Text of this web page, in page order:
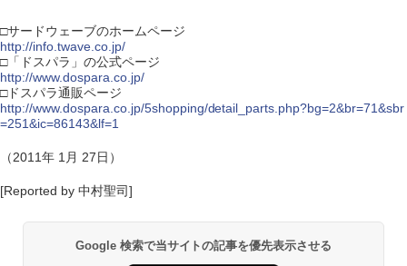
□サードウェーブのホームページ
http://info.twave.co.jp/
□「ドスパラ」の公式ページ
http://www.dospara.co.jp/
□ドスパラ通販ページ
http://www.dospara.co.jp/5shopping/detail_parts.php?bg=2&br=71&sbr
=251&ic=86143&lf=1
（2011年 1月 27日）
[Reported by 中村聖司]
Google 検索で当サイトの記事を優先表示させる